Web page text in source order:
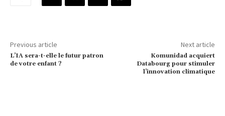
Previous article
L’IA sera-t-elle le futur patron
de votre enfant ?
Next article
Komunidad acquiert
Databourg pour stimuler
l’innovation climatique